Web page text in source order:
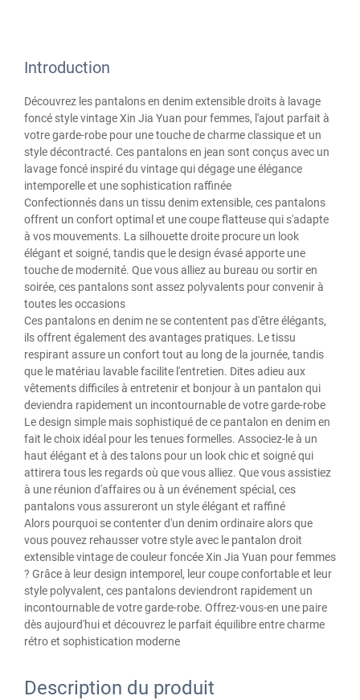
Introduction
Découvrez les pantalons en denim extensible droits à lavage
foncé style vintage Xin Jia Yuan pour femmes, l'ajout parfait à
votre garde-robe pour une touche de charme classique et un
style décontracté. Ces pantalons en jean sont conçus avec un
lavage foncé inspiré du vintage qui dégage une élégance
intemporelle et une sophistication raffinée
Confectionnés dans un tissu denim extensible, ces pantalons
offrent un confort optimal et une coupe flatteuse qui s'adapte
à vos mouvements. La silhouette droite procure un look
élégant et soigné, tandis que le design évasé apporte une
touche de modernité. Que vous alliez au bureau ou sortir en
soirée, ces pantalons sont assez polyvalents pour convenir à
toutes les occasions
Ces pantalons en denim ne se contentent pas d'être élégants,
ils offrent également des avantages pratiques. Le tissu
respirant assure un confort tout au long de la journée, tandis
que le matériau lavable facilite l'entretien. Dites adieu aux
vêtements difficiles à entretenir et bonjour à un pantalon qui
deviendra rapidement un incontournable de votre garde-robe
Le design simple mais sophistiqué de ce pantalon en denim en
fait le choix idéal pour les tenues formelles. Associez-le à un
haut élégant et à des talons pour un look chic et soigné qui
attirera tous les regards où que vous alliez. Que vous assistiez
à une réunion d'affaires ou à un événement spécial, ces
pantalons vous assureront un style élégant et raffiné
Alors pourquoi se contenter d'un denim ordinaire alors que
vous pouvez rehausser votre style avec le pantalon droit
extensible vintage de couleur foncée Xin Jia Yuan pour femmes
? Grâce à leur design intemporel, leur coupe confortable et leur
style polyvalent, ces pantalons deviendront rapidement un
incontournable de votre garde-robe. Offrez-vous-en une paire
dès aujourd'hui et découvrez le parfait équilibre entre charme
rétro et sophistication moderne
Description du produit